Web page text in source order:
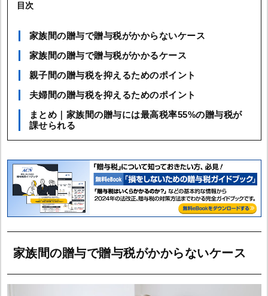
目次
家族間の贈与で贈与税がかからないケース
家族間の贈与で贈与税がかかるケース
親子間の贈与税を抑えるためのポイント
夫婦間の贈与税を抑えるためのポイント
まとめ｜家族間の贈与には最高税率55%の贈与税が
課せられる
家族間の贈与で贈与税がかからないケース